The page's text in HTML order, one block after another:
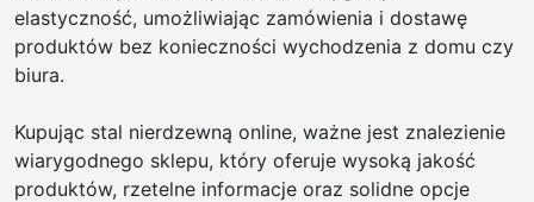
elastyczność, umożliwiając zamówienia i dostawę
produktów bez konieczności wychodzenia z domu czy
biura.
Kupując stal nierdzewną online, ważne jest znalezienie
wiarygodnego sklepu, który oferuje wysoką jakość
produktów, rzetelne informacje oraz solidne opcje